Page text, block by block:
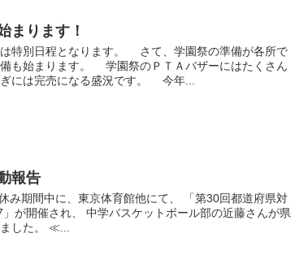
まります！
特別日程となります。 さて、学園祭の準備が各所で
も始まります。 学園祭のＰＴＡバザーにはたくさん
には完売になる盛況です。 今年...
報告
期間中に、東京体育館他にて、 「第30回都道府県対
が開催され、 中学バスケットボール部の近藤さんが県
した。 ≪...